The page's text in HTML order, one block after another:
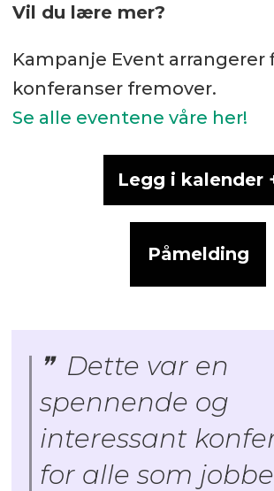
Vil du lære mer?
Kampanje Event arrangerer
konferanser fremover.
Se alle eventene våre her!
Legg i kalender
Påmelding
Dette var en
spennende og
interessant
for alle som